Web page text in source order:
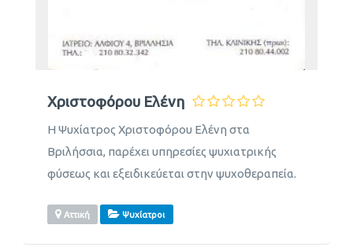
Χριστοφόρου Ελένη
Η Ψυχίατρος Χριστοφόρου Ελένη στα
Βριλήσσια, παρέχει υπηρεσίες ψυχιατρικής
φύσεως και εξειδικεύεται στην ψυχοθεραπεία.
Αττική Ψυχίατροι